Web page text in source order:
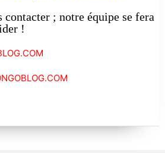
contacter ; notre équipe se fera
!